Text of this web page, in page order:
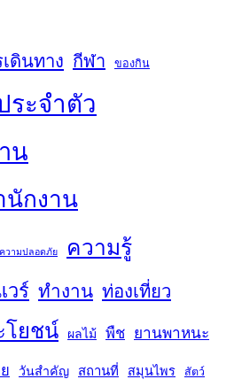
ดินทาง กีฬา ของกิน
ระจำตัว
น
นักงาน
ความปลอดภัย ความรู้
ร์ ทำงาน ท่องเที่ยว
โยชน์ ผลไม้ พืช ยานพาหนะ
วันสำคัญ สถานที่ สมุนไพร สัตว์